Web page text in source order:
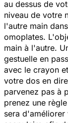
au dessus de
niveau de votre
l'autre main
omoplates.
main à l'autre.
gestuelle en
avec le crayon
votre dos en
parvenez pas à
prenez une
sera d'améliorer